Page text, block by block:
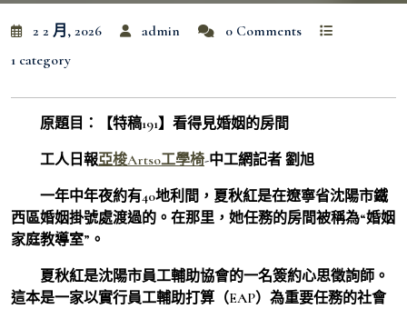
2 2 月, 2026 admin
0 Comments
1 category
原題目：【特稿191】看得見婚姻的房間
工人日報亞梭Artso工學椅-中工網記者 劉旭
一年中年夜約有40地利間，夏秋紅是在遼寧省沈陽市鐵
西區婚姻掛號處渡過的。在那里，她任務的房間被稱為“婚姻
家庭教導室”。
夏秋紅是沈陽市員工輔助協會的一名簽約心思徵詢師。
這本是一家以實行員工輔助打算（EAP）為重要任務的社會